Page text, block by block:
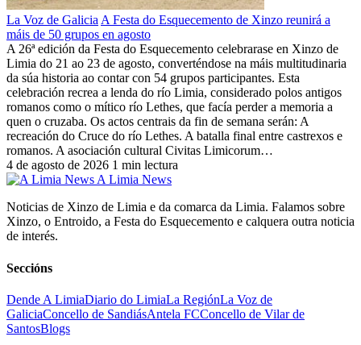
La Voz de Galicia A Festa do Esquecemento de Xinzo reunirá a
máis de 50 grupos en agosto
A 26ª edición da Festa do Esquecemento celebrarase en Xinzo de
Limia do 21 ao 23 de agosto, converténdose na máis multitudinaria
da súa historia ao contar con 54 grupos participantes. Esta
celebración recrea a lenda do río Limia, considerado polos antigos
romanos como o mítico río Lethes, que facía perder a memoria a
quen o cruzaba. Os actos centrais da fin de semana serán: A
recreación do Cruce do río Lethes. A batalla final entre castrexos e
romanos. A asociación cultural Civitas Limicorum…
4 de agosto de 2026 1 min lectura
A Limia News
Noticias de Xinzo de Limia e da comarca da Limia. Falamos sobre
Xinzo, o Entroido, a Festa do Esquecemento e calquera outra noticia
de interés.
Seccións
Dende A LimiaDiario do LimiaLa RegiónLa Voz de
GaliciaConcello de SandiásAntela FCConcello de Vilar de
SantosBlogs